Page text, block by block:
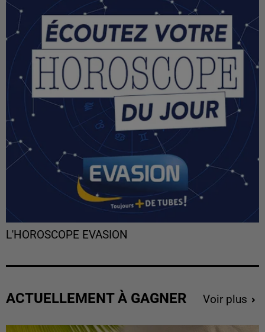
L'HOROSCOPE EVASION
ACTUELLEMENT À GAGNER Voir plus